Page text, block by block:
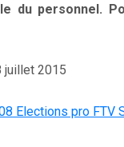
du personnel.
juillet 2015
Elections pro FTV